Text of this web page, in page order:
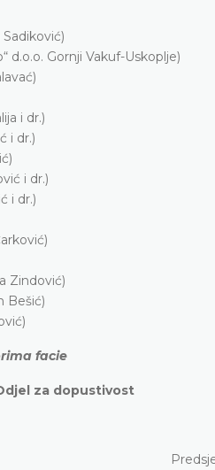
d.o.o. Gornji Vakuf-Uskoplje)
i dr.)
i dr.)
i dr.)
i dr.)
Zindović)
Bešić)
facie
za dopustivost